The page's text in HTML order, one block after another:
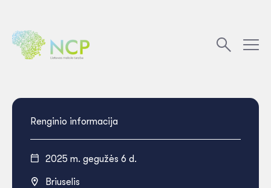
Renginio informacija
2025 m. gegužės 6 d.
Briuselis